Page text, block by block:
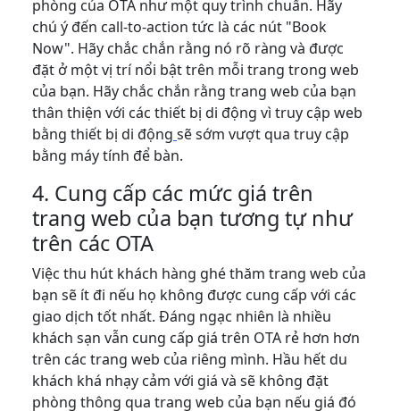
phòng của OTA như một quy trình chuẩn. Hãy
chú ý đến call-to-action tức là các nút "Book
Now". Hãy chắc chắn rằng nó rõ ràng và được
đặt ở một vị trí nổi bật trên mỗi trang trong web
của bạn. Hãy chắc chắn rằng trang web của bạn
thân thiện với các thiết bị di động vì truy cập web
bằng thiết bị di động sẽ sớm vượt qua truy cập
bằng máy tính để bàn.
4. Cung cấp các mức giá trên
trang web của bạn tương tự như
trên các OTA
Việc thu hút khách hàng ghé thăm trang web của
bạn sẽ ít đi nếu họ không được cung cấp với các
giao dịch tốt nhất. Đáng ngạc nhiên là nhiều
khách sạn vẫn cung cấp giá trên OTA rẻ hơn hơn
trên các trang web của riêng mình. Hầu hết du
khách khá nhạy cảm với giá và sẽ không đặt
phòng thông qua trang web của bạn nếu giá đó